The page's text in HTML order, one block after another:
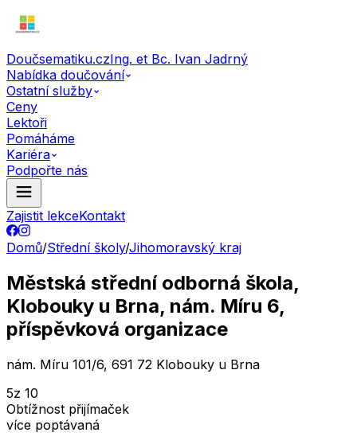
Doučsematiku.czIng. et Bc. Ivan Jadrný
Nabídka doučování
Ostatní služby
Ceny
Lektoři
Pomáháme
Kariéra
Podpořte nás
Zajistit lekceKontakt
Domů/Střední školy/Jihomoravský kraj
Městská střední odborná škola,
Klobouky u Brna, nám. Míru 6,
příspěvková organizace
nám. Míru 101/6, 691 72 Klobouky u Brna
5z 10
Obtížnost přijímaček
více poptávaná